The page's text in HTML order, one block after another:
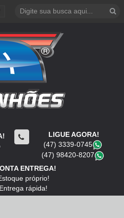
LIGUE AGORA!
(47) 3339-0745
(47) 98420-8207
ENTREGA!
próprio!
Entrega rápida!